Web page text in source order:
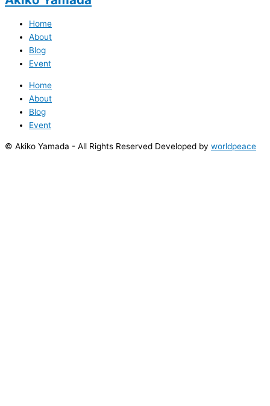
Home
About
Blog
Event
Home
About
Blog
Event
© Akiko Yamada - All Rights Reserved Developed by worldpeace